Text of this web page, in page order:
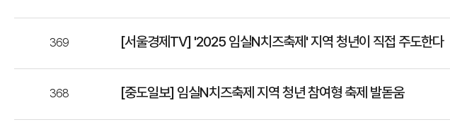
369 [서울경제TV] '2025 임실N치즈축제' 지역 청년이 직접 주도한다
368 [중도일보] 임실N치즈축제 지역 청년 참여형 축제 발돋움